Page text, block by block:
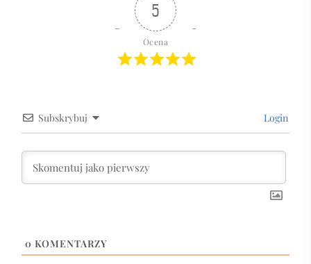
5
Ocena
Subskrybuj Login
0 KOMENTARZY